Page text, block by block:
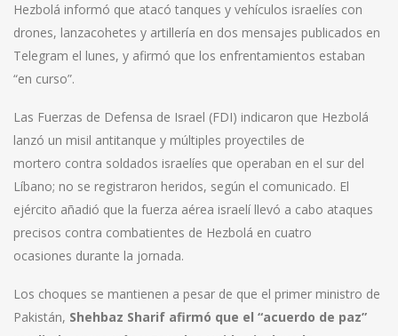
Hezbolá informó que atacó tanques y vehículos israelíes con
drones, lanzacohetes y artillería en dos mensajes publicados en
Telegram el lunes, y afirmó que los enfrentamientos estaban
“en curso”.
Las Fuerzas de Defensa de Israel (FDI) indicaron que Hezbolá
lanzó un misil antitanque y múltiples proyectiles de
mortero contra soldados israelíes que operaban en el sur del
Líbano; no se registraron heridos, según el comunicado. El
ejército añadió que la fuerza aérea israelí llevó a cabo ataques
precisos contra combatientes de Hezbolá en cuatro
ocasiones durante la jornada.
Los choques se mantienen a pesar de que el primer ministro de
Pakistán, Shehbaz Sharif afirmó que el “acuerdo de paz”